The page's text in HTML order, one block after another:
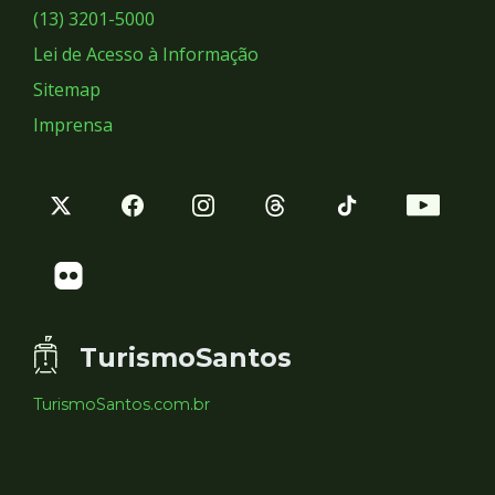
Sociais
(13) 3201-5000
Lei de Acesso à Informação
Sitemap
Imprensa
TurismoSantos
TurismoSantos.com.br